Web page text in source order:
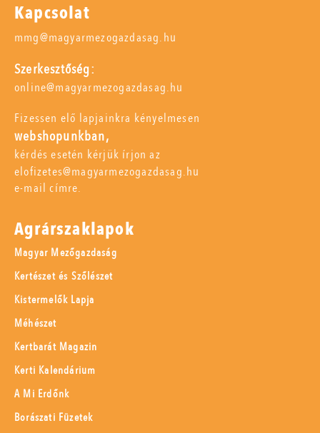
Kapcsolat
mmg@magyarmezogazdasag.hu
Szerkesztőség:
online@magyarmezogazdasag.hu
Fizessen elő lapjainkra kényelmesen
webshopunkban,
kérdés esetén kérjük írjon az
elofizetes@magyarmezogazdasag.hu
e-mail címre.
Agrárszaklapok
Magyar Mezőgazdaság
Kertészet és Szőlészet
Kistermelők Lapja
Méhészet
Kertbarát Magazin
Kerti Kalendárium
A Mi Erdőnk
Borászati Füzetek